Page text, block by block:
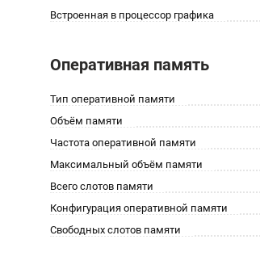
Встроенная в процессор графика
Оперативная память
Тип оперативной памяти
Объём памяти
Частота оперативной памяти
Максимальный объём памяти
Всего слотов памяти
Конфигурация оперативной памяти
Свободных слотов памяти